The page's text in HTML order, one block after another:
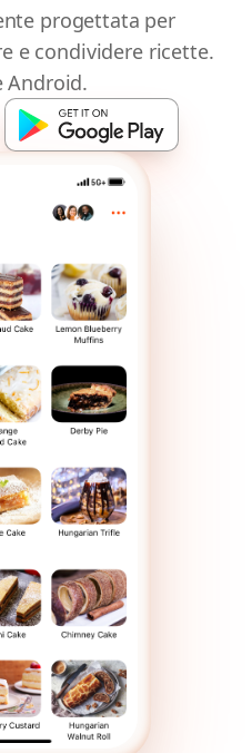
progettata per
e condividere ricette.
Android.